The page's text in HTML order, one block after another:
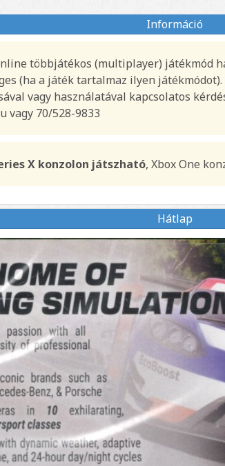
Információ
többjátékos (multiplayer) játékmód
(ha a játék tartalmaz ilyen játékmódot).
vagy használatával kapcsolatos
vagy 70/528-9833
X konzolon játszható, Xbox One
Hátlap